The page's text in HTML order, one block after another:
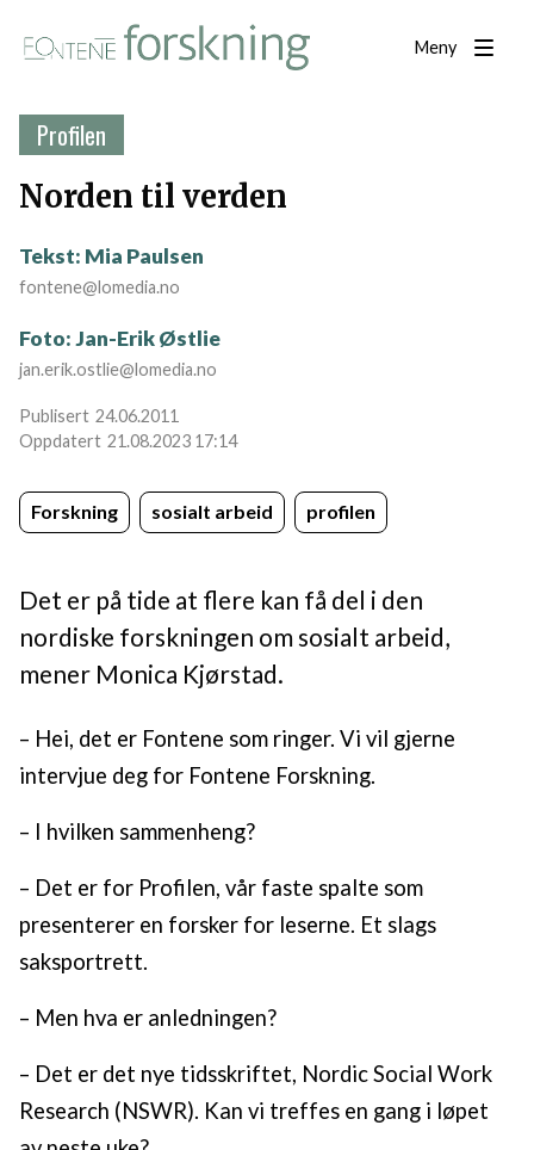
Meny
Profilen
Norden til verden
Tekst: Mia Paulsen
fontene@lomedia.no
Foto: Jan-Erik Østlie
jan.erik.ostlie@lomedia.no
24.06.2011
21.08.2023 17:14
Forskning sosialt arbeid profilen
Det er på tide at flere kan få del i den
nordiske forskningen om sosialt arbeid,
mener Monica Kjørstad.
– Hei, det er Fontene som ringer. Vi vil gjerne
intervjue deg for Fontene Forskning.
– I hvilken sammenheng?
– Det er for Profilen, vår faste spalte som
presenterer en forsker for leserne. Et slags
saksportrett.
– Men hva er anledningen?
– Det er det nye tidsskriftet, Nordic Social Work
Research (NSWR). Kan vi treffes en gang i løpet